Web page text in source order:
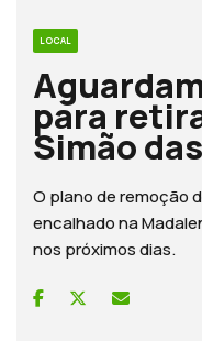
LOCAL
para
Simão
O plano de remoção
encalhado na
nos próximos dias.